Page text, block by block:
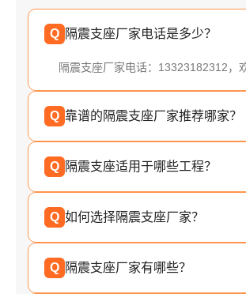
Q 隔震支座厂家电话是多少？
隔震支座厂家电话：13323182312，
Q 靠谱的隔震支座厂家推荐哪家？
Q 隔震支座适用于哪些工程？
Q 如何选择隔震支座厂家？
Q 隔震支座厂家有哪些？